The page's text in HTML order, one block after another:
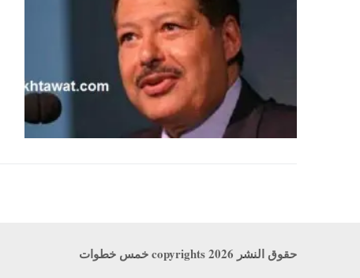
حقوق النشر copyrights 2026 خمس خطوات